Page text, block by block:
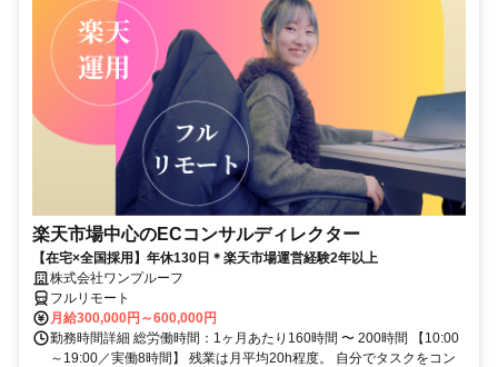
楽天市場中心のECコンサルディレクター
【在宅×全国採用】年休130日＊楽天市場運営経験2年以上
株式会社ワンプルーフ
フルリモート
月給300,000円～600,000円
勤務時間詳細 総労働時間：1ヶ月あたり160時間 〜 200時間 【10:00
～19:00／実働8時間】 残業は月平均20h程度。 自分でタスクをコン